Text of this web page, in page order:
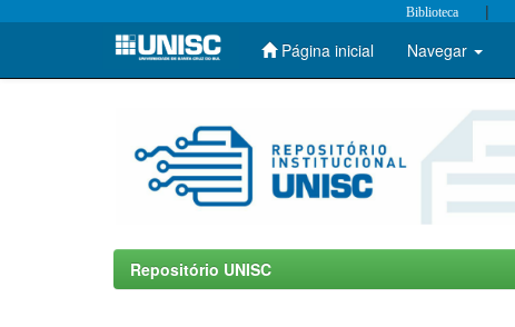
Skip
Biblioteca |
Página inicial Navegar
Repositório UNISC